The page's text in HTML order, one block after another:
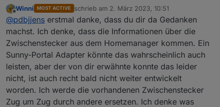
unterstützt werden.
wohl mittlerweile obsolet. Und ob der die
Steckdosendaten unterstützt hat, weiß ich nicht.
Stelle Deine ursprüngliche Frage doch mal im Forum
https://forum.iobroker.net/topic/1100/sma-
wechselrichterVielleicht hat dort jemand eine Idee.
Offline
Winni MOST ACTIVE schrieb am 2. März 2023, 10:51
zuletzt editiert von
@pdbjjens erstmal danke, dass du dir da Gedanken
machst. Ich denke, dass die Informationen über die
Zwischenstecker aus dem Homemanager kommen. Ein
Sunny-Portal Adapter könnte das wahrscheinlich auch
leisten, aber der von dir erwähnte konnte das leider
nicht, ist auch recht bald nicht weiter entwickelt
worden. Ich werde die vorhandenen Zwischenstecker
Zug um Zug durch andere ersetzen. Ich denke was